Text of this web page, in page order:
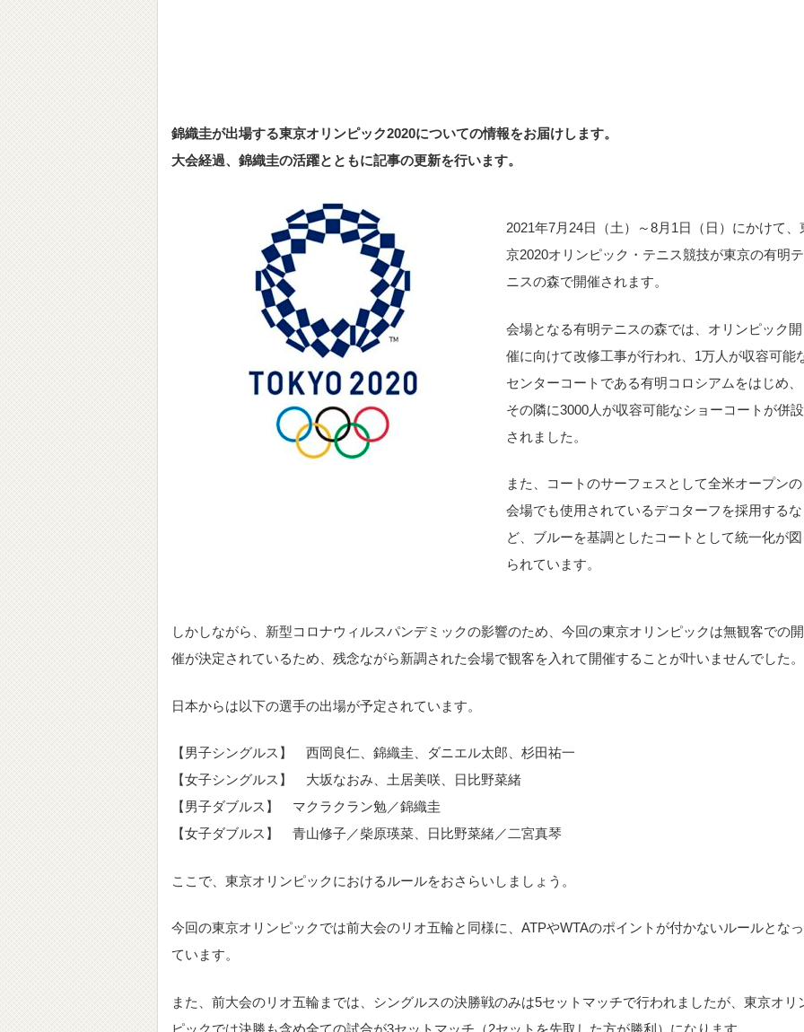
錦織圭が出場する東京オリンピック2020についての情報をお届けします。
大会経過、錦織圭の活躍とともに記事の更新を行います。
2021年7月24日（土）～8月1日（日）にかけて、
京2020オリンピック・テニス競技が東京の有明テ
ニスの森で開催されます。
会場となる有明テニスの森では、オリンピック開
催に向けて改修工事が行われ、1万人が収容可能
センターコートである有明コロシアムをはじめ、
その隣に3000人が収容可能なショーコートが併設
されました。
また、コートのサーフェスとして全米オープンの
会場でも使用されているデコターフを採用するな
ど、ブルーを基調としたコートとして統一化が図
られています。
しかしながら、新型コロナウィルスパンデミックの影響のため、今回の東京オリンピックは無観客での開
催が決定されているため、残念ながら新調された会場で観客を入れて開催することが叶いませんでした。
日本からは以下の選手の出場が予定されています。
【男子シングルス】 西岡良仁、錦織圭、ダニエル太郎、杉田祐一
【女子シングルス】 大坂なおみ、土居美咲、日比野菜緒
【男子ダブルス】 マクラクラン勉／錦織圭
【女子ダブルス】 青山修子／柴原瑛菜、日比野菜緒／二宮真琴
ここで、東京オリンピックにおけるルールをおさらいしましょう。
今回の東京オリンピックでは前大会のリオ五輪と同様に、ATPやWTAのポイントが付かないルールとなっ
ています。
また、前大会のリオ五輪までは、シングルスの決勝戦のみは5セットマッチで行われましたが、東京オリ
ピックでは決勝も含め全ての試合が3セットマッチ（2セットを先取した方が勝利）になります。